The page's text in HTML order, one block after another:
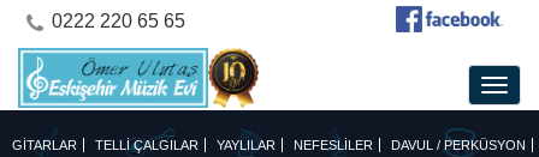
0222 220 65 65
GİTARLAR TELLİ ÇALGILAR YAYLILAR NEFESLİLER DAVUL / PERKÜSYON